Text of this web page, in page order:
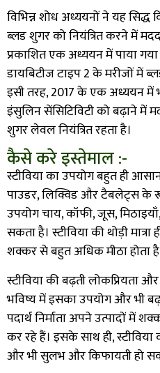
विभिन्न शोध अध्ययनों ने यह सिद्ध
ब्लड शुगर को नियंत्रित करने में
प्रकाशित एक अध्ययन में पाया
डायबिटीज टाइप2के मरीजों में
इसी तरह, 2017के एक अध्ययन में
इंसुलिन सेंसिटिविटी को बढ़ाने में
शुगर लेवल नियंत्रित रहता है।
कैसे करे इस्तेमाल :-
स्टीविया का उपयोग बहुत ही
पाउडर,लिक्विड और टैबलेट्स के
उपयोग चाय,कॉफी,जूस,मिठाइयाँ
सकता है। स्टीविया की थोड़ी मात्रा
शक्कर से बहुत अधिक मीठा होता
स्टीविया की बढ़ती लोकप्रियता
भविष्य में इसका उपयोग और भी
पदार्थ निर्माता अपने उत्पादों में
कर रहे हैं। इसके साथ ही,
और भी सुलभ और किफायती हो